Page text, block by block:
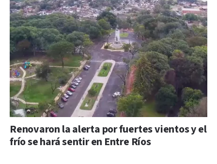
Renovaron la alerta por fuertes vientos y el
frío se hará sentir en Entre Ríos